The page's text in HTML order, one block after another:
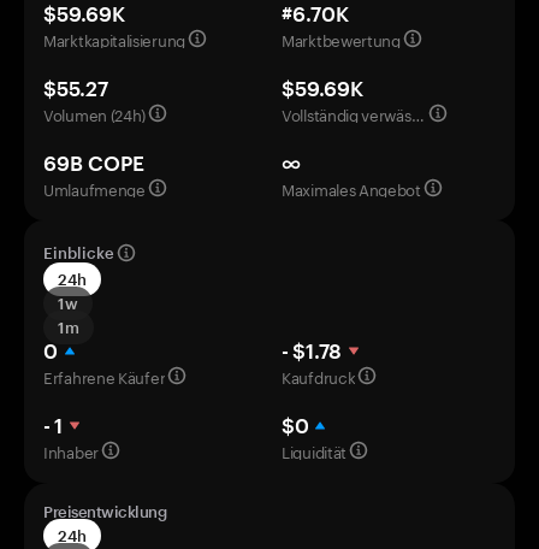
$59.69K
Marktkapitalisierung
#6.70K
Marktbewertung
$55.27
Volumen (24h)
$59.69K
Vollständig verwässerte Bewertung
69B COPE
Umlaufmenge
∞
Maximales Angebot
Einblicke
24h
1w
1m
0
Erfahrene Käufer
- $1.78
Kaufdruck
- 1
Inhaber
$0
Liquidität
Preisentwicklung
24h